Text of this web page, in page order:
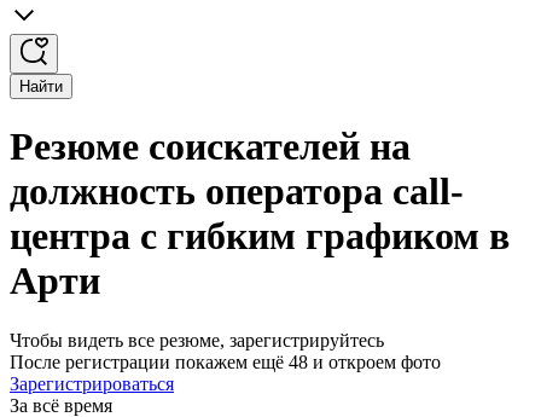
Найти
Резюме соискателей на
должность оператора cаll-
центра с гибким графиком в
Арти
Чтобы видеть все резюме, зарегистрируйтесь
После регистрации покажем ещё 48 и откроем фото
Зарегистрироваться
За всё время